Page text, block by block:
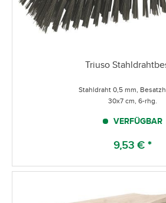
Triuso
Stahldraht 0,5 mm,
30x7 cm, 6-rhg.
VERFÜGBAR
9,53 € *